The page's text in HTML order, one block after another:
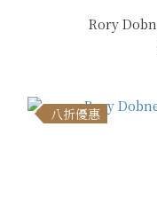
Rory
八折優惠